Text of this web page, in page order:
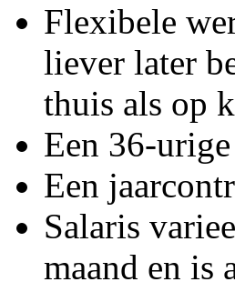
Flexibele
liever later
thuis als op
Een 36-
Een
Salaris
maand en is